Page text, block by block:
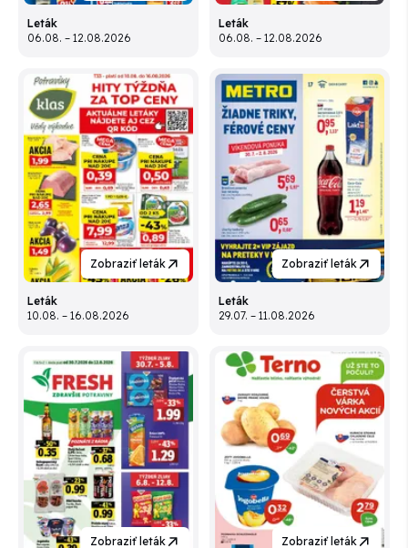
Leták
06.08. – 12.08.2026
Leták
06.08. – 12.08.2026
Zobraziť leták
Leták
10.08. – 16.08.2026
Zobraziť leták
Leták
29.07. – 11.08.2026
Zobraziť leták Zobraziť leták